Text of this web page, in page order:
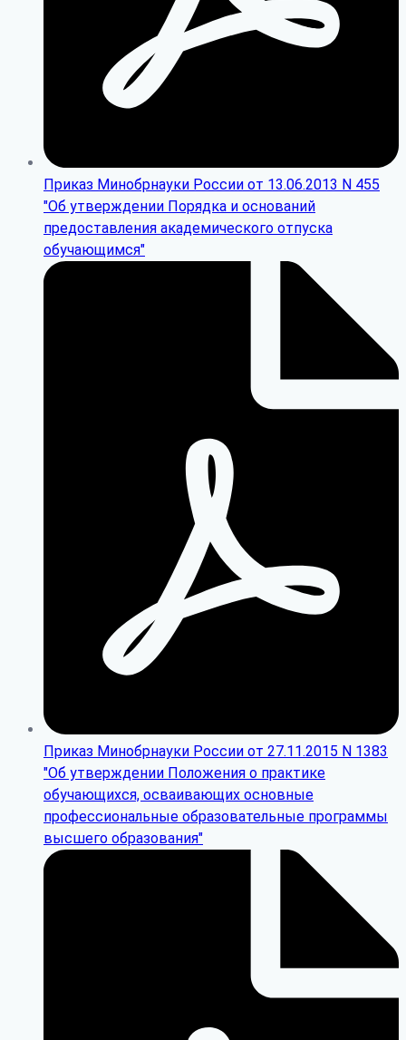
Приказ Минобрнауки России от 13.06.2013 N 455
"Об утверждении Порядка и оснований
предоставления академического отпуска
обучающимся"
Приказ Минобрнауки России от 27.11.2015 N 1383
"Об утверждении Положения о практике
обучающихся, осваивающих основные
профессиональные образовательные программы
высшего образования"